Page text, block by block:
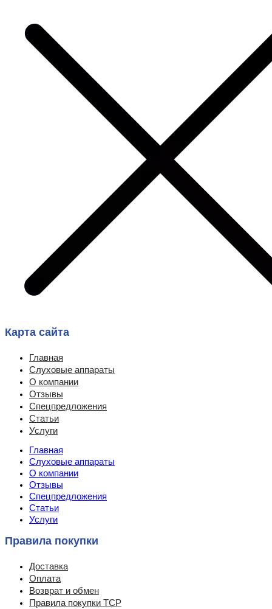
Карта сайта
Главная
Слуховые аппараты
О компании
Отзывы
Спецпредложения
Статьи
Услуги
Главная
Слуховые аппараты
О компании
Отзывы
Спецпредложения
Статьи
Услуги
Правила покупки
Доставка
Оплата
Возврат и обмен
Правила покупки ТСР